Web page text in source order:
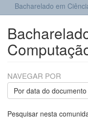
Bacharelado em
NAVEGAR POR
Por data do documento
Pesquisar nesta